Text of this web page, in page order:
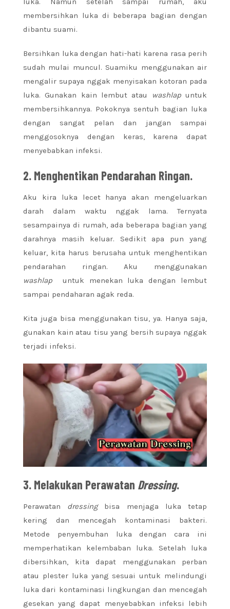
membersihkan luka di beberapa bagian dengan
dibantu suami.
Bersihkan luka dengan hati-hati karena rasa perih
sudah mulai muncul. Suamiku menggunakan air
mengalir supaya nggak menyisakan kotoran pada
luka. Gunakan kain lembut atau
washlapuntuk
membersihkannya. Pokoknya sentuh bagian luka
dengan sangat pelan dan jangan sampai
menggosoknya dengan keras, karena dapat
menyebabkan infeksi.
2. Menghentikan Pendarahan Ringan.
Aku kira luka lecet hanya akan mengeluarkan
darah dalam waktu nggak lama. Ternyata
sesampainya di rumah, ada beberapa bagian yang
darahnya masih keluar. Sedikit apa pun yang
keluar, kita harus berusaha untuk menghentikan
pendarahan ringan. Aku menggunakan
washlap untuk menekan luka dengan lembut
sampai pendaharan agak reda.
Kita juga bisa menggunakan tisu, ya. Hanya saja,
gunakan kain atau tisu yang bersih supaya nggak
terjadi infeksi.
3. Melakukan Perawatan Dressing.
Perawatan dressing bisa menjaga luka tetap
kering dan mencegah kontaminasi bakteri.
Metode penyembuhan luka dengan cara ini
memperhatikan kelembaban luka. Setelah luka
dibersihkan, kita dapat menggunakan perban
atau plester luka yang sesuai untuk melindungi
luka dari kontaminasi lingkungan dan mencegah
gesekan yang dapat menyebabkan infeksi lebih